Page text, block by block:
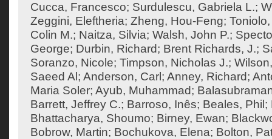
Cucca, Francesco; Surdulescu, Gabriela L.;
Zeggini, Eleftheria; Zheng, Hou-Feng;
Colin M.; Naitza, Silvia; Walsh, John P.;
George; Durbin, Richard; Brent Richards, J.;
Soranzo, Nicole; Timpson, Nicholas J.;
Saeed Al ; Anderson, Carl ; Anney, Richard;
Maria Soler; Ayub, Muhammad;
Barrett, Jeffrey C.; Barroso, Inês; Beales, Phil ;
Bhattacharya, Shoumo; Birney, Ewan;
Bobrow, Martin; Bochukova, Elena; Bolton,